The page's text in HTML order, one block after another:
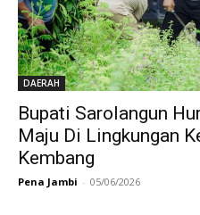
DAERAH
Bupati Sarolangun
Maju Di Lingkungan
Kembang
Pena Jambi - 05/06/2026